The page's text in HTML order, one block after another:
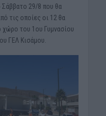
29/8 που θα
τις οποίες οι 12 θα
του 1ου Γυμνασίου
ΓΕΛ Κισάμου.